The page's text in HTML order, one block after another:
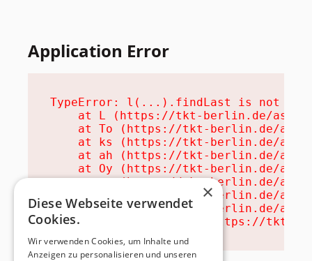
Application Error
TypeError: l(...).findLast is not a
at L (https://tkt-berlin.de/
at To (https://tkt-berlin.de/
at ks (https://tkt-berlin.de/
at ah (https://tkt-berlin.de/
at Oy (https://tkt-berlin.de/
at na (https://tkt-berlin.de/
at th (https://tkt-berlin.de/
at eh (https://tkt-berlin.de/
at MessagePort.ae (https://tkt-
×
Diese Webseite verwendet
Cookies.
Wir verwenden Cookies, um Inhalte und
Anzeigen zu personalisieren und unseren